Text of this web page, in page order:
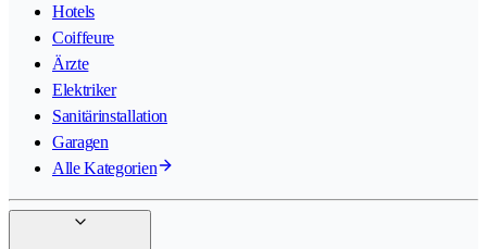
Hotels
Coiffeure
Ärzte
Elektriker
Sanitärinstallation
Garagen
Alle Kategorien